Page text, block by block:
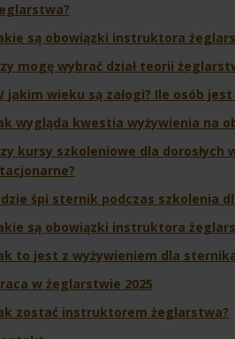
są obowiązki instruktora
mogę wybrać dział teorii
jakim wieku są załogi? Ile osób
wygląda kwestia wyżywienia na
kursy szkoleniowe dla dorosłych
śpi sternik podczas szkolenia
są obowiązki instruktora
to jest z wyżywieniem dla
w żeglarstwie 2025
zostać instruktorem żeglarstwa?